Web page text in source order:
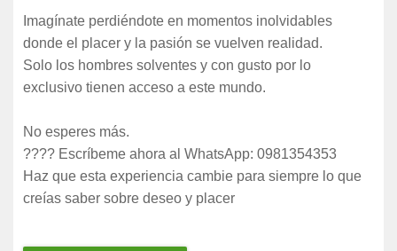
Imagínate perdiéndote en momentos inolvidables
donde el placer y la pasión se vuelven realidad.
Solo los hombres solventes y con gusto por lo
exclusivo tienen acceso a este mundo.
No esperes más.
???? Escríbeme ahora al WhatsApp: 0981354353
Haz que esta experiencia cambie para siempre lo que
creías saber sobre deseo y placer